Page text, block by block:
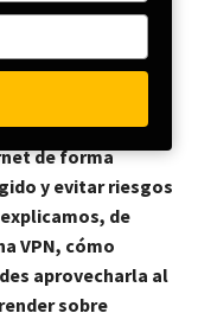
conectado,
en línea
Una VPN,
una herramienta
de forma
y evitar riesgos
de
VPN, cómo
aprovecharla al
sobre